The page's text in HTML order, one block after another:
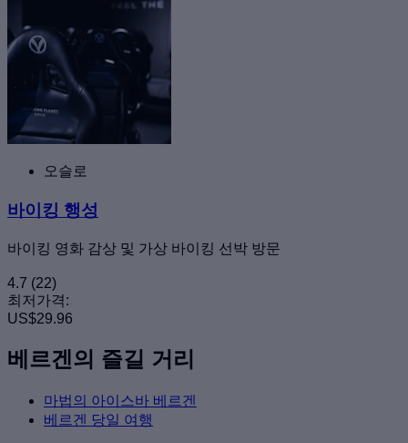
오슬로
바이킹 행성
바이킹 영화 감상 및 가상 바이킹 선박 방문
4.7 (22)
최저가격:
US$29.96
베르겐의 즐길 거리
마법의 아이스바 베르겐
베르겐 당일 여행